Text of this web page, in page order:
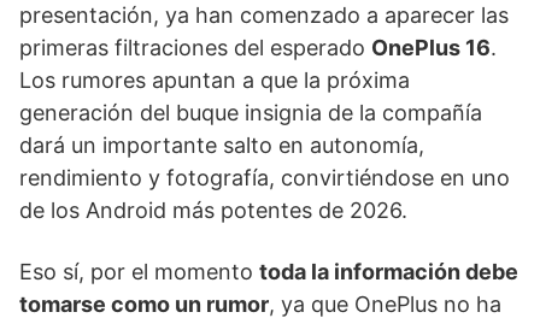
presentación, ya han comenzado a aparecer las
primeras filtraciones del esperado OnePlus 16.
Los rumores apuntan a que la próxima
generación del buque insignia de la compañía
dará un importante salto en autonomía,
rendimiento y fotografía, convirtiéndose en uno
de los Android más potentes de 2026.
Eso sí, por el momento toda la información debe
tomarse como un rumor, ya que OnePlus no ha